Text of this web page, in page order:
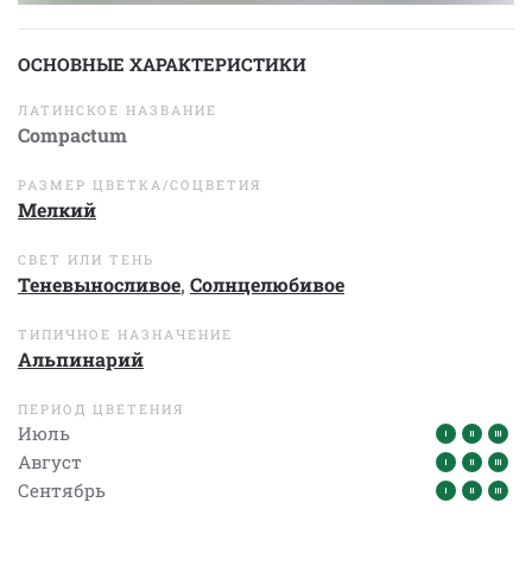
ОСНОВНЫЕ ХАРАКТЕРИСТИКИ
ЛАТИНСКОЕ НАЗВАНИЕ
Compactum
РАЗМЕР ЦВЕТКА/СОЦВЕТИЯ
Мелкий
СВЕТ ИЛИ ТЕНЬ
Теневыносливое, Солнцелюбивое
ТИПИЧНОЕ НАЗНАЧЕНИЕ
Альпинарий
ПЕРИОД ЦВЕТЕНИЯ
Июль
Август
Сентябрь